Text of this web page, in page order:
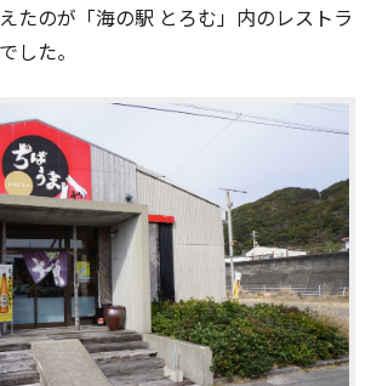
たのが「海の駅 とろむ」内のレストラ
した。